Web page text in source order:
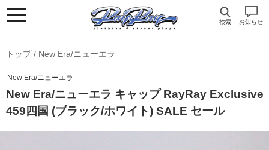
検索 お知らせ
トップ/ New Era/ニューエラ
New Era/ニューエラ
New Era/ニューエラ キャップ RayRay Exclusive
459四国 (ブラック/ホワイト) SALE セール